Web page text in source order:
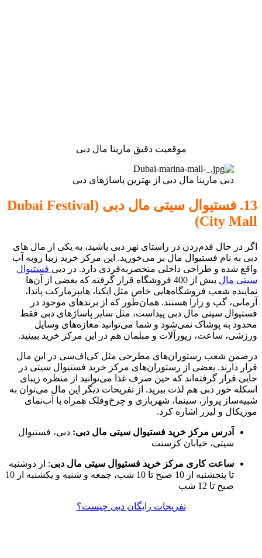
موقعیت دقیق مارینا مال دبی
دبی مارینا مال دبی از بهترین پاساژهای دبی
13. فستیوال سیتی مال دبی (Dubai Festival
City Mall)
اگر در حال قدم‌زدن در راستای نهر دبی باشید، به یکی از مال های
دبی به نام فستیوال مال بر می‌‎خورید. این مرکز خرید زیبا روبه آب
واقع شده و طراحی داخلی منحصربه‌فردی دارد. در دبی فستیوال
سیتی مال
بیش از 400 فروشگاه قرار گرفته که بعضی از آن‌ها
نماینده شعب فروشگاه‌هایی خاص مثل ایکیا، هایپرمارکت پاندا،
آرمانی، گپ و زارا هستند. همان‌طور که از برندهای موجود در
فستیوال سیتی مال دبی پیداست، مثل سایر پاساژهای دبی فقط
محدود به پوشاک نمی‌شود و شما می‌توانید مغازه‌های وسایل
ورزشی، ساعت، زیورآلات و مبلمان هم در این مرکز خرید ببینید.
درضمن شعب رستوران‌های مطرحی مثل کی‌اف‌سی در این مال
قرار دارند. بعضی از رستوران‌های مرکز خرید فستیوال سیتی در
جایی قرار گرفته‌اند که حین صرف غذا می‌توانید از منظره زیبای
اسکله خور دبی هم لذت ببرید. از تفریحات دیگر این مال می‌توان به
شبیه‌ساز پرواز، سینما، شهربازی و چرخ‌وفلک همراه با آب‌نمای
موزیکال و لیزر اشاره کرد.
آدرس مرکز خرید فستیوال سیتی مال دبی: دبی، فستیوال
سیتی، خیابان کرسنت
ساعت کاری مرکز خرید فستیوال سیتی مال دبی: از دوشنبه
تا پنجشنبه از 10 صبح تا 10 شب، جمعه و شنبه و یکشنبه از 10
صبح تا 12 شب
تفریحات رایگان دبی چیست؟